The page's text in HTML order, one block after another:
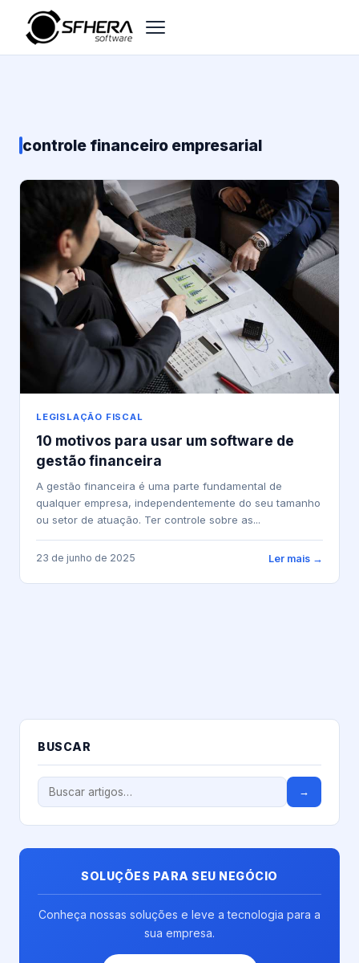
controle financeiro empresarial
LEGISLAÇÃO FISCAL
10 motivos para usar um software de
gestão financeira
A gestão financeira é uma parte fundamental de
qualquer empresa, independentemente do seu tamanho
ou setor de atuação. Ter controle sobre as...
23 de junho de 2025 Ler mais →
BUSCAR
→
SOLUÇÕES PARA SEU NEGÓCIO
Conheça nossas soluções e leve a tecnologia para a
sua empresa.